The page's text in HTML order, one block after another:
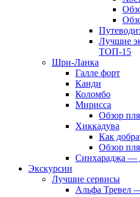
Лучшие
ТОП-15
Шри-Ланка
Галле форт
Канди
Коломбо
Мирисса
Обзор
Хиккадува
Как
Обзор
Синхараджа —
Экскурсии
Лучшие сервисы
Альфа Тревел